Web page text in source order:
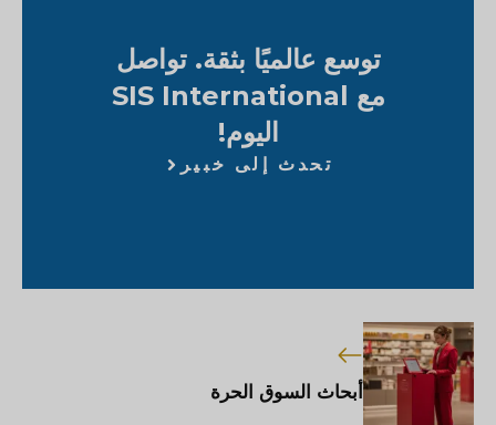
توسع عالميًا بثقة. تواصل
مع SIS International
اليوم!
تحدث إلى خبير
أبحاث السوق الحرة